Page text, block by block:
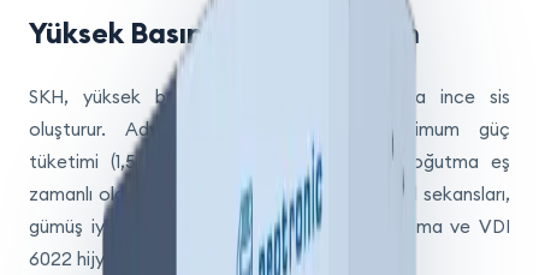
Yüksek Basınçlı Atomizasyon
SKH, yüksek basınçlı su sistemi aracılığıyla ince sis
oluşturur. Adyabatik buharlaşma ile minimum güç
tüketimi (1,5 – 7,5 kW) sağlar. Nem ve soğutma eş
zamanlı olarak elde edilir. Enerji verimli kontrol sekansları,
gümüş iyon teknolojisi ile antibakteriyal koruma ve VDI
6022 hijyen standartlarına uyum.